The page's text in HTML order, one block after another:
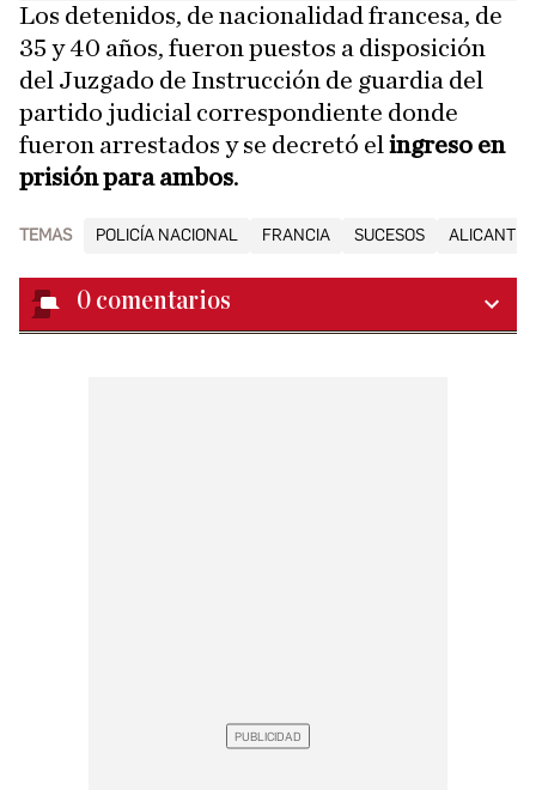
Los detenidos, de nacionalidad francesa, de
35 y 40 años, fueron puestos a disposición
del Juzgado de Instrucción de guardia del
partido judicial correspondiente donde
fueron arrestados y se decretó el ingreso en
prisión para ambos.
TEMAS POLICÍA NACIONAL FRANCIA SUCESOS ALICANTE
0 comentarios